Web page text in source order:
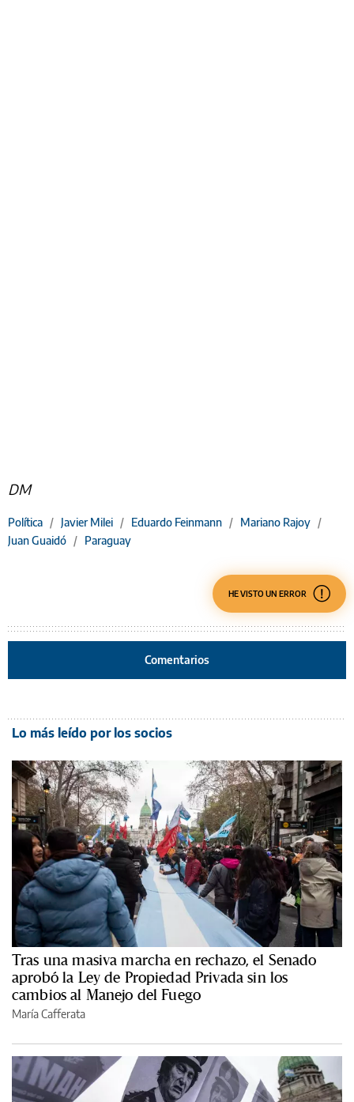
DM
Política / Javier Milei / Eduardo Feinmann / Mariano Rajoy /
Juan Guaidó / Paraguay
HE VISTO UN ERROR
Comentarios
Lo más leído por los socios
Tras una masiva marcha en rechazo, el Senado
aprobó la Ley de Propiedad Privada sin los
cambios al Manejo del Fuego
María Cafferata